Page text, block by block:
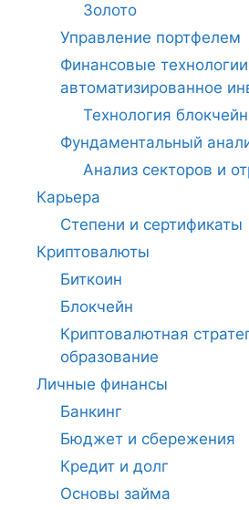
Золото
Управление портфелем
Финансовые
автоматизированное
Технология блокчейн
Фундаментальный
Анализ секторов и
Карьера
Степени и сертификаты
Криптовалюты
Биткоин
Блокчейн
Криптовалютная
образование
Личные финансы
Банкинг
Бюджет и сбережения
Кредит и долг
Основы займа